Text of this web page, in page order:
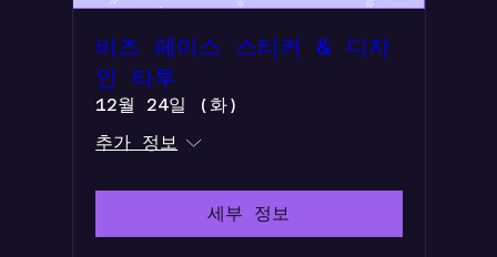
비즈 페이스 스티커 & 디자
인 타투
12월 24일 (화)
추가 정보
세부 정보